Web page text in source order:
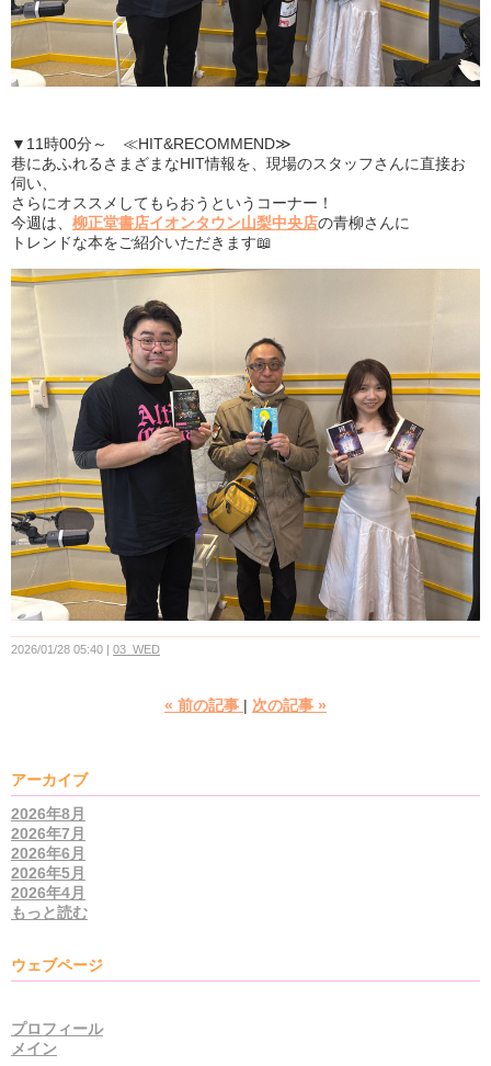
▼11時00分～ ≪HIT&RECOMMEND≫
巷にあふれるさまざまなHIT情報を、現場のスタッフさんに直接お
伺い、
さらにオススメしてもらおうというコーナー！
今週は、 柳正堂書店イオンタウン山梨中央店の青柳さんに
トレンドな本をご紹介いただきます📖
2026/01/28 05:40 03_WED
« 前の記事 次の記事 »
アーカイブ
2026年8月
2026年7月
2026年6月
2026年5月
2026年4月
もっと読む
ウェブページ
プロフィール
メイン